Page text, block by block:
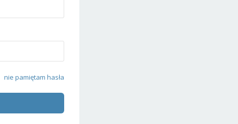
nie pamiętam hasła